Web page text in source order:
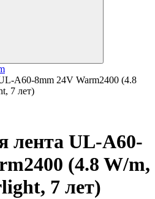
A60-8mm 24V Warm2400 (4.8
7 лет)
лента UL-A60-
(4.8 W/m,
7 лет)